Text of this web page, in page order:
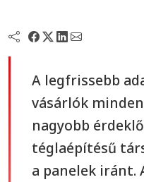
A legfrissebb
vásárlók
nagyobb
téglaépítésű
a panelek iránt.